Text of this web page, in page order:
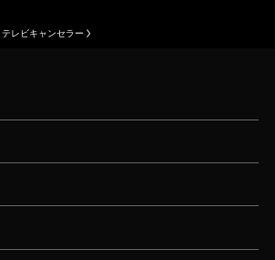
テレビキャンセラー